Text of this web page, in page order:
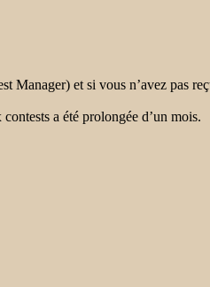
Manager) et si vous n’avez pas
a été prolongée d’un mois.